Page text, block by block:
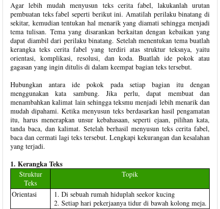
Agar lebih mudah menyusun teks cerita fabel, lakukanlah urutan
pembuatan teks fabel seperti berikut ini. Amatilah perilaku binatang di
sekitar, kemudian tentukan hal menarik yang diamati sehingga menjadi
tema tulisan. Tema yang disarankan berkaitan dengan kebaikan yang
dapat diambil dari perilaku binatang. Setelah menentukan tema buatlah
kerangka teks cerita fabel yang terdiri atas struktur teksnya, yaitu
orientasi, komplikasi, resolusi, dan koda. Buatlah ide pokok atau
gagasan yang ingin ditulis di dalam keempat bagian teks tersebut.
Hubungkan antara ide pokok pada setiap bagian itu dengan
menggunakan kata sambung. Jika perlu, dapat membuat dan
menambahkan kalimat lain sehingga teksmu menjadi lebih menarik dan
mudah dipahami. Ketika menyusun teks berdasarkan hasil pengamatan
itu, harus menerapkan unsur kebahasaan, seperti ejaan, pilihan kata,
tanda baca, dan kalimat. Setelah berhasil menyusun teks cerita fabel,
baca dan cermati lagi teks tersebut. Lengkapi kekurangan dan kesalahan
yang terjadi.
1. Kerangka Teks
Struktur
Teks
Topik
Orientasi
Di sebuah rumah hiduplah seekor kucing
Setiap hari pekerjaanya tidur di bawah kolong meja.